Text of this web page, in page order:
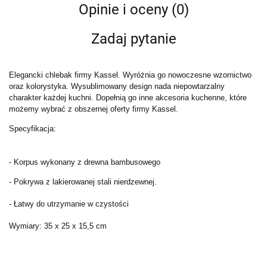
Opinie i oceny (0)
Zadaj pytanie
Elegancki chlebak firmy Kassel. Wyróżnia go nowoczesne wzornictwo
oraz kolorystyka. Wysublimowany design nada niepowtarzalny
charakter każdej kuchni. Dopełnią go inne akcesoria kuchenne, które
możemy wybrać z obszernej oferty firmy Kassel.
Specyfikacja:
- Korpus wykonany z drewna bambusowego
- Pokrywa z lakierowanej stali nierdzewnej.
- Łatwy do utrzymanie w czystości
Wymiary: 35 x 25 x 15,5 cm